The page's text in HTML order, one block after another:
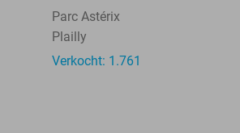
Parc Astérix
Plailly
Verkocht: 1.761